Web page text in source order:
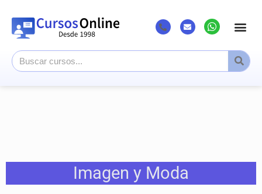
Imagen y Moda